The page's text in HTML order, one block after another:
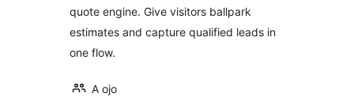
quote engine. Give visitors ballpark
estimates and capture qualified leads in
one flow.
A ojo